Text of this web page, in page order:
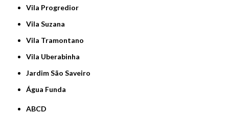
Vila Progredior
Vila Suzana
Vila Tramontano
Vila Uberabinha
jardim São Saveiro
Água Funda
ABCD